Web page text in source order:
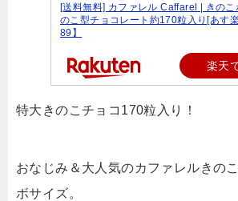
[送料無料] カファレル Caffarel | きのこ
のこ型チョコレート約170粒入り[あす
89】
楽天
特大きのこチョコ170粒入り！
おなじみ＆大人気のカファレルきの
ボサイズ。